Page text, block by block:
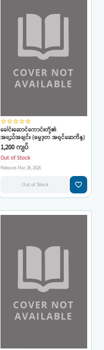
star_borderstar_borderstar_borderstar_borderstar_border
ခေါင်းဆောင်ကောင်းတို့၏
အရည်အချင်း (ဓမ္မဒူတ အရှင်ဆေကိန္ဒ)
1,200 ကျပ်
Out of Stock
Releases Mar 28, 2026
Out of Stock favorite_border